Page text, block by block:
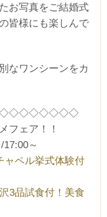
お写真をご結婚式
皆様にも楽しんで
なワンシーンをカ
フェア！！
～
ャペル挙式体験付
3品試食付！美食